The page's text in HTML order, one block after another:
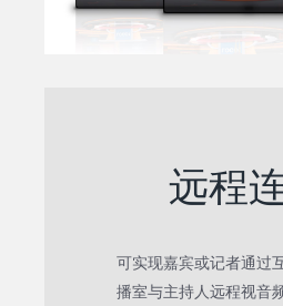
远程
可实现嘉宾或记者通过
播室与主持人远程视音